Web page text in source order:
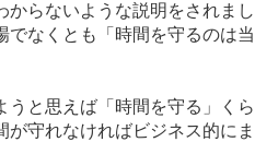
らないような説明をされまし
でなくとも「時間を守るのは当
うと思えば「時間を守る」くら
守れなければビジネス的にま